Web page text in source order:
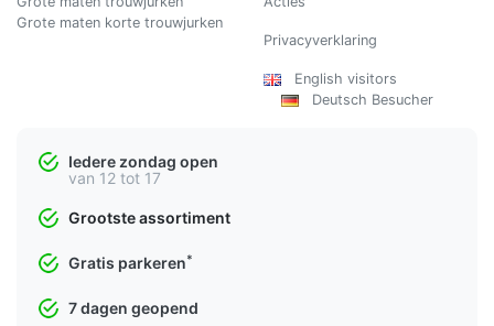
Grote maten korte trouwjurken
Privacyverklaring
English visitors
Deutsch Besucher
Iedere zondag open
van 12 tot 17
Grootste assortiment
Gratis parkeren*
7 dagen geopend